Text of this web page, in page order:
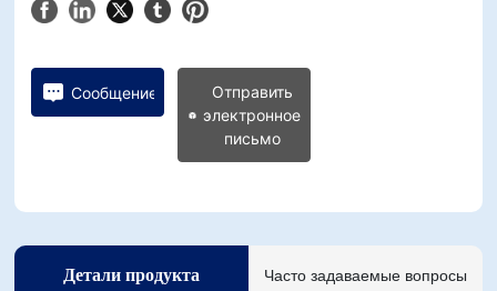
Сообщение
Отправить
электронное
письмо
Детали продукта Часто задаваемые вопросы